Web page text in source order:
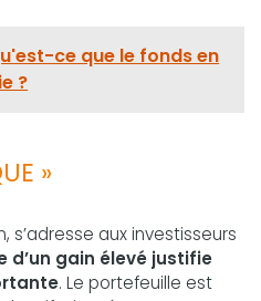
ce que le fonds en
?
»
s’adresse aux investisseurs
d’un gain élevé justifie
. Le portefeuille est